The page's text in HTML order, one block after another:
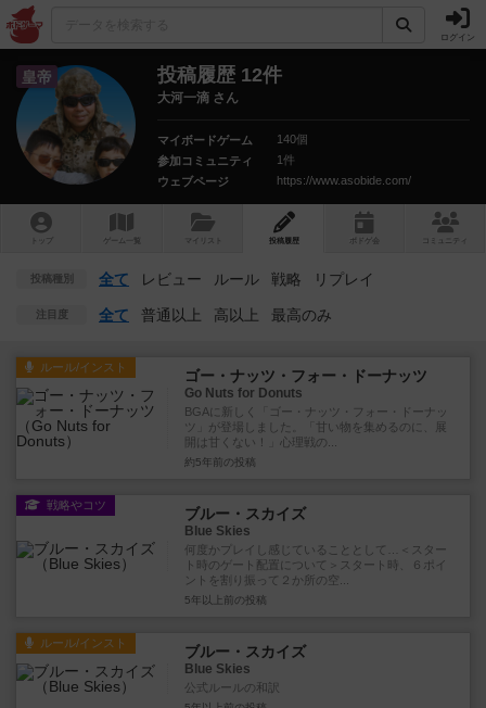
ログイン
皇帝 投稿履歴 12件
大河一滴 さん
マイボードゲーム
140個
参加コミュニティ
1件
ウェブページ
https://www.asobide.com/
トップ ゲーム一覧 マイリスト 投稿履歴 ボ ドゲ コミュニティ
投稿種別 全て レビュー ルール 戦略 リプレイ
注目度 全て 普通以上 高以上 最高のみ
ルール/インスト ゴー・ナッツ・フォー・ドーナッツ
Go Nuts for Donuts
BGAに新しく「ゴー・ナッツ・フォー・ドーナッ
ツ」が登場しました。「甘い物を集めるのに、展
開は甘くない！」心理戦の...
約5年前 の投稿
戦略やコツ ブルー・スカイズ
Blue Skies
何度かプレイし感じていることとして…＜スター
ト時のゲート配置について＞スタート時、６ポイ
ントを割り振って２か所の空...
5年以上前 の投稿
ルール/インスト ブルー・スカイズ
Blue Skies
公式ルールの和訳